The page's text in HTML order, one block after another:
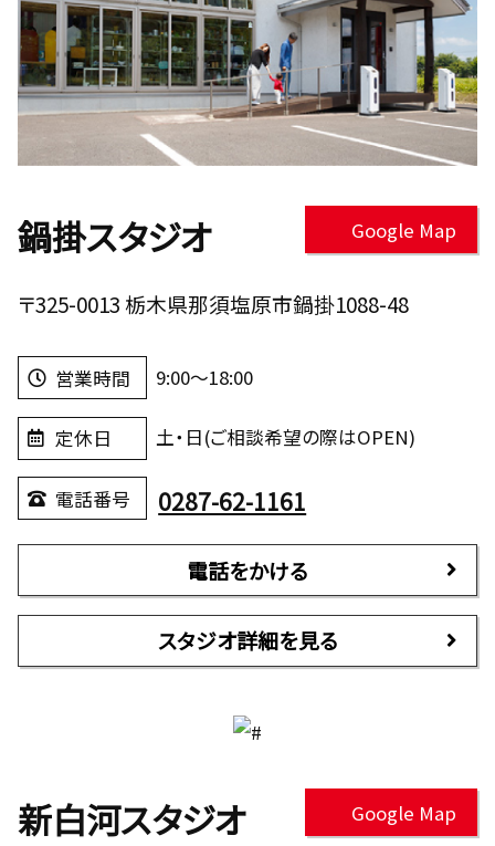
鍋掛スタジオ Google Map
〒325-0013 栃木県那須塩原市鍋掛1088-48
営業時間 9:00～18:00
定休日 土・日(ご相談希望の際はOPEN)
電話番号 0287-62-1161
電話をかける
スタジオ詳細を見る
新白河スタジオ Google Map